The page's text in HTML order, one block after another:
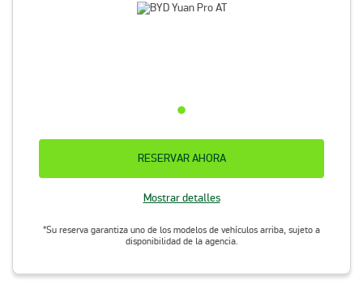
RESERVAR AHORA
Mostrar detalles
*Su reserva garantiza uno de los modelos de vehículos arriba, sujeto a
disponibilidad de la agencia.